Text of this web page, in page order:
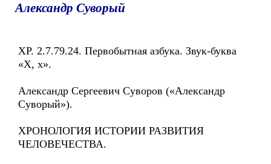
Александр Суворый
ХР. 2.7.79.24. Первобытная азбука. Звук-буква
«Х, х».
Александр Сергеевич Суворов («Александр
Суворый»).
ХРОНОЛОГИЯ ИСТОРИИ РАЗВИТИЯ
ЧЕЛОВЕЧЕСТВА.